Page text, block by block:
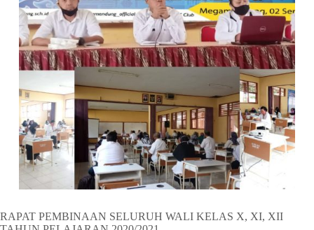
RAPAT PEMBINAAN SELURUH WALI KELAS X, XI, XII